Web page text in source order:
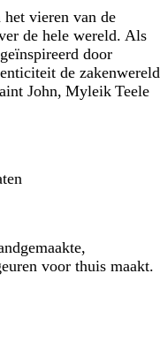
vieren van de
de hele wereld. Als
door
de zakenwereld
John, Myleik Teele
voor thuis maakt.